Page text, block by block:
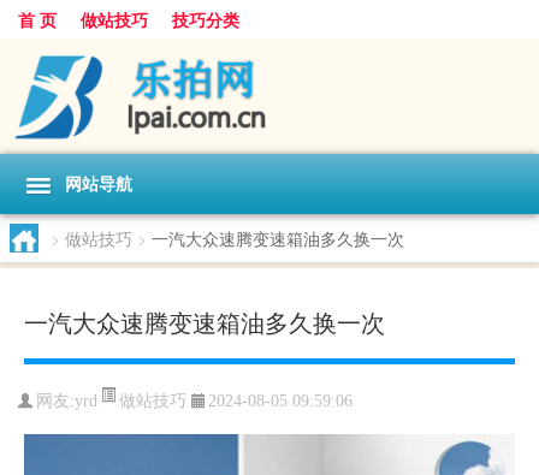
首 页 做站技巧 技巧分类
网站导航
> 做站技巧 > 一汽大众速腾变速箱油多久换一次
一汽大众速腾变速箱油多久换一次
网友:yrd 做站技巧 2024-08-05 09:59:06